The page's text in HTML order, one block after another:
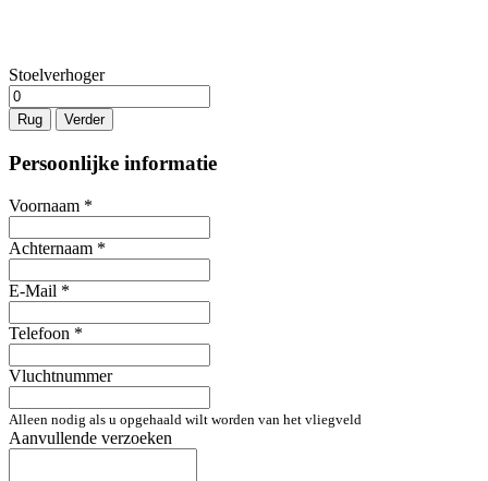
Stoelverhoger
Rug Verder
Persoonlijke informatie
Voornaam *
Achternaam *
E-Mail *
Telefoon *
Vluchtnummer
Alleen nodig als u opgehaald wilt worden van het vliegveld
Aanvullende verzoeken